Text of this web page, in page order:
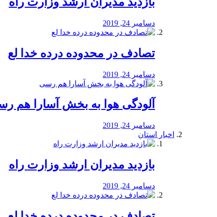
دسامبر 24, 2019
تصادف در محدوده درده خدا لع
دسامبر 24, 2019
آلودگی هوا به بخش آسارا هم
دسامبر 24, 2019
اخبار استان
بازدید مدیران ارشد وزارت راه
دسامبر 24, 2019